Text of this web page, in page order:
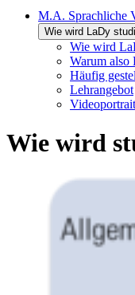
M.A. Sprachliche
Wie wird LaDy
Wie wird
Warum also
Häufig
Lehrangebot
Wie wird